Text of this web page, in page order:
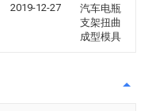
2019-12-27
汽车电瓶
支架扭曲
成型模具